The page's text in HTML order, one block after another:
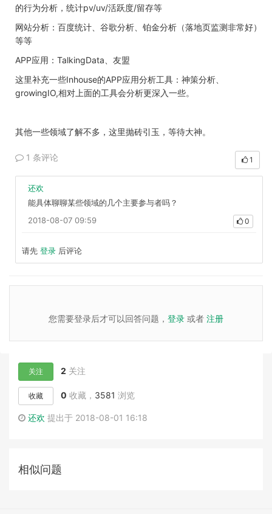
的行为分析，统计pv/uv/活跃度/留存等
网站分析：百度统计、谷歌分析、铂金分析（落地页监测非常好）
等等
APP应用：TalkingData、友盟
这里补充一些Inhouse的APP应用分析工具：神策分析、
growingIO,相对上面的工具会分析更深入一些。
其他一些领域了解不多，这里抛砖引玉，等待大神。
1 条评论 1
还欢
能具体聊聊某些领域的几个主要参与者吗？
2018-08-07 09:59
0
请先 登录 后评论
您需要登录后才可以回答问题， 登录 或者 注册
关注 2 关注
收藏 0 收藏， 3581 浏览
还欢 提出于 2018-08-01 16:18
相似问题